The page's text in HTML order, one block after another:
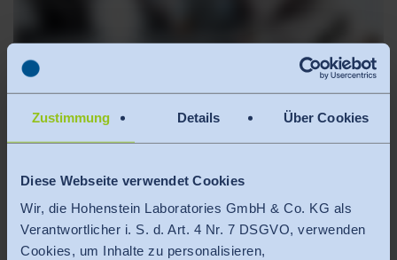
Zustimmung Details Über Cookies
Diese Webseite verwendet Cookies
Wir, die Hohenstein Laboratories GmbH & Co. KG als
Verantwortlicher i. S. d. Art. 4 Nr. 7 DSGVO, verwenden
Cookies, um Inhalte zu personalisieren,
REGISTRIEREN UND SOFORT ANSEHEN